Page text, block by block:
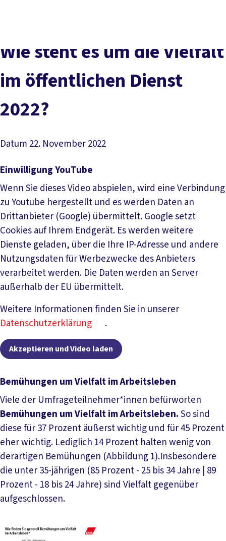
Service
Mitmachen Politik
Wie steht es um die Vielfalt
im öffentlichen Dienst
2022?
Datum 22. November 2022
Einwilligung YouTube
Wenn Sie dieses Video abspielen, wird eine Verbindung
zu Youtube hergestellt und es werden Daten an
Drittanbieter (Google) übermittelt. Google setzt
Cookies auf Ihrem Endgerät. Es werden weitere
Dienste geladen, über die Ihre IP-Adresse und andere
Nutzungsdaten für Werbezwecke des Anbieters
verarbeitet werden. Die Daten werden an Server
außerhalb der EU übermittelt.
Weitere Informationen finden Sie in unserer
Datenschutzerklärung
.
Akzeptieren und Video laden
Bemühungen um Vielfalt im Arbeitsleben
Viele der Umfrageteilnehmer*innen befürworten
Bemühungen um Vielfalt im Arbeitsleben.So sind
diese für 37 Prozent äußerst wichtig und für 45 Prozent
eher wichtig. Lediglich 14 Prozent halten wenig von
derartigen Bemühungen (Abbildung 1).Insbesondere
die unter 35-jährigen (85 Prozent - 25 bis 34 Jahre | 89
Prozent - 18 bis 24 Jahre) sind Vielfalt gegenüber
aufgeschlossen.